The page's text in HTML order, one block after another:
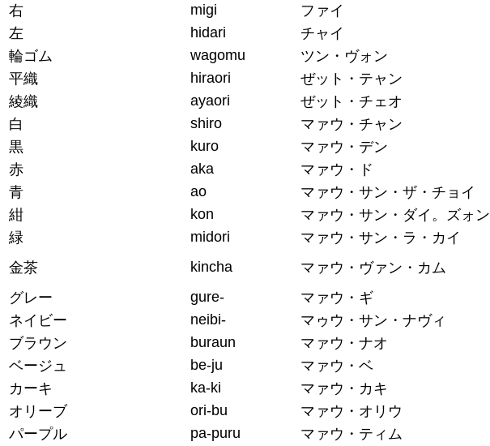
右
migi ファイ
左
hidari チャイ
輪ゴム
wagomu ツン・ヴォン
平織
hiraori ぜット・テャン
綾織
ayaori ぜット・チェオ
白
shiro マァウ・チャン
黒
kuro マァウ・デン
赤
aka マァウ・ド
青
ao マァウ・サン・ザ・チョイ
紺
kon マァウ・サン・ダイ。ズォン
緑
midori マァウ・サン・ラ・カイ
金茶
kincha マァウ・ヴァン・カム
グレー
gure- マァウ・ギ
ネイビー
neibi- マゥウ・サン・ナヴィ
ブラウン
buraun マァウ・ナオ
ベージュ
be-ju マァウ・ベ
カーキ
ka-ki マァウ・カキ
オリーブ
ori-bu マァウ・オリウ
パープル
pa-puru マァウ・ティム